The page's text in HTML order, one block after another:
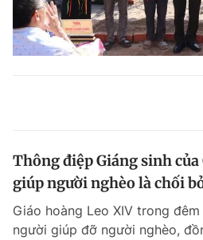
Thông điệp Giáng sinh
giúp người nghèo là chối
Giáo hoàng Leo XIV trong
người giúp đỡ người nghèo,